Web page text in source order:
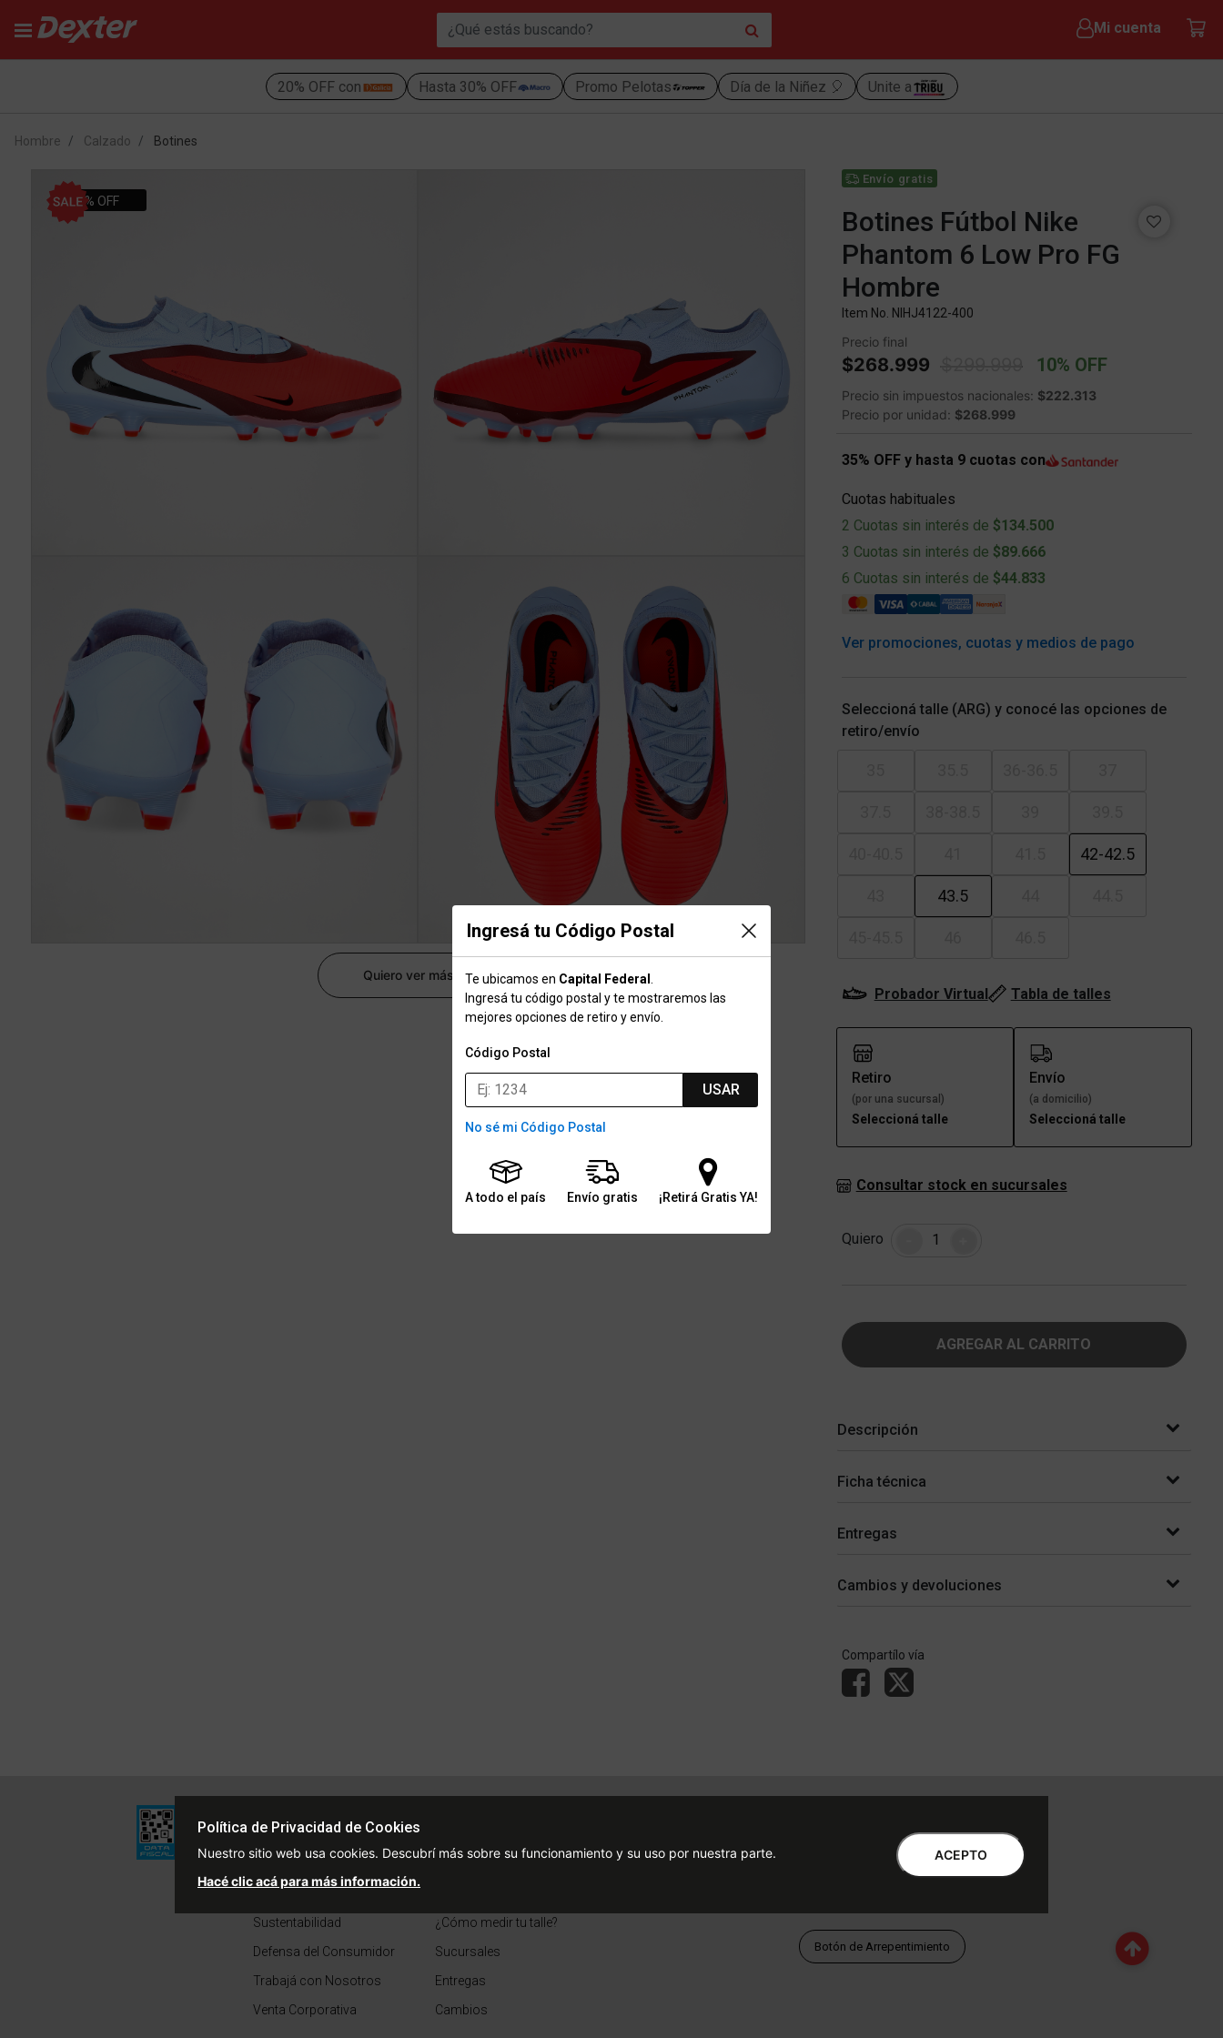
Mi cuenta
20% OFF con Hasta 30% OFF Promo Pelotas Día de la Niñez 🎈 Unite a
Ingresá tu Código Postal
Te ubicamos en Capital Federal
Ingresá tu código postal y te mostraremos las
mejores opciones de retiro y envío.
Código Postal
USAR
No sé mi Código Postal
A todo el país Envío gratis ¡Retirá Gratis YA!
Hombre Calzado Botines
10% OFF
Quiero ver más
Envío gratis
Botines Fútbol Nike
Phantom 6 Low Pro FG
Hombre
Item No. NIHJ4122-400
Precio final
$268.999 Price reduced from
$299.999 10% OFF
Precio sin impuestos nacionales: $222.313
Precio por unidad: $268.999
35% OFF y hasta 9 cuotas con
Cuotas habituales
2 Cuotas sin interés de $134.500
3 Cuotas sin interés de $89.666
6 Cuotas sin interés de $44.833
Ver promociones, cuotas y medios de pago
Seleccioná talle (ARG) y conocé las opciones de
retiro/envío
42-42.5
43.5
Probador Virtual Tabla de talles
Retiro
(por una sucursal)
Seleccioná talle
Envío
(a domicilio)
Seleccioná talle
Consultar stock en sucursales
Quiero Cantidad
AGREGAR AL CARRITO
Descripción
Ficha técnica
Entregas
Cambios y devoluciones
Compartílo vía
Quiénes Somos
Términos y Condiciones
Sustentabilidad
Defensa del Consumidor
Trabajá con Nosotros
Venta Corporativa
¿Cómo medir tu talle?
Sucursales
Entregas
Cambios
Instagram
Libro de quejas Online
WhatsApp | Lu a Vi 9 a 20 | Sa 9 a 17
Botón de Arrepentimiento
Política de Privacidad de Cookies
Nuestro sitio web usa cookies. Descubrí más sobre su funcionamiento y su uso por nuestra parte.
Hacé clic acá para más información.
ACEPTO